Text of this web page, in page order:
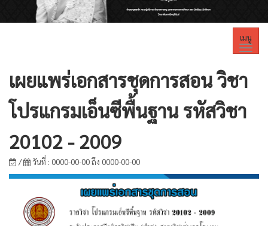
เมนู
เผยแพร่เอกสารชุดการสอน วิชา
โปรแกรมเอ็นซีพื้นฐาน รหัสวิชา
20102 - 2009
/ วันที่ : 0000-00-00 ถึง 0000-00-00